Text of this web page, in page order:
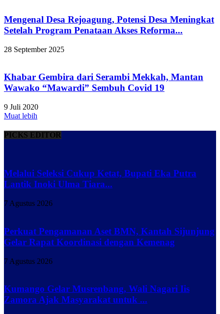
Mengenal Desa Rejoagung, Potensi Desa Meningkat
Setelah Program Penataan Akses Reforma...
28 September 2025
Khabar Gembira dari Serambi Mekkah, Mantan
Wawako “Mawardi” Sembuh Covid 19
9 Juli 2020
Muat lebih
PICKS EDITOR
Melalui Seleksi Cukup Ketat, Bupati Eka Putra
Lantik Inoki Ulma Tiara...
7 Agustus 2026
Perkuat Pengamanan Aset BMN, Kantah Sijunjung
Gelar Rapat Koordinasi dengan Kemenag
7 Agustus 2026
Kumango Gelar Musrenbang, Wali Nagari Iis
Zamora Ajak Masyarakat untuk ...